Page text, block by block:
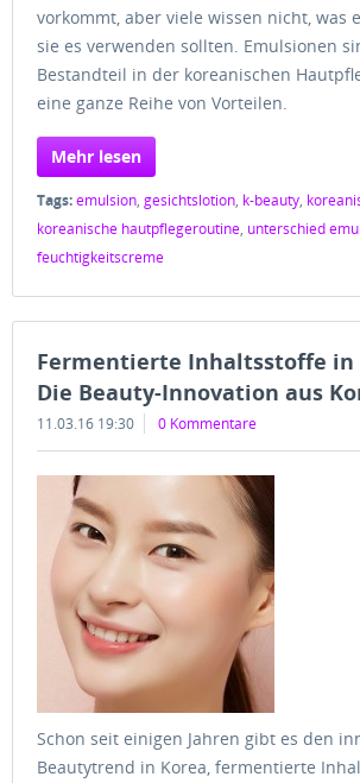
vorkommt, aber viele wissen nicht, was
sie es verwenden sollten. Emulsionen
Bestandteil in der koreanischen
eine ganze Reihe von Vorteilen.
Mehr lesen
Tags:emulsion, gesichtslotion, k-beauty,
koreanische hautpflegeroutine, unterschied
feuchtigkeitscreme
Fermentierte Inhaltsstoffe in
Die Beauty-Innovation aus
11.03.16 19:30 0 Kommentare
Schon seit einigen Jahren gibt es den
Beautytrend in Korea, fermentierte